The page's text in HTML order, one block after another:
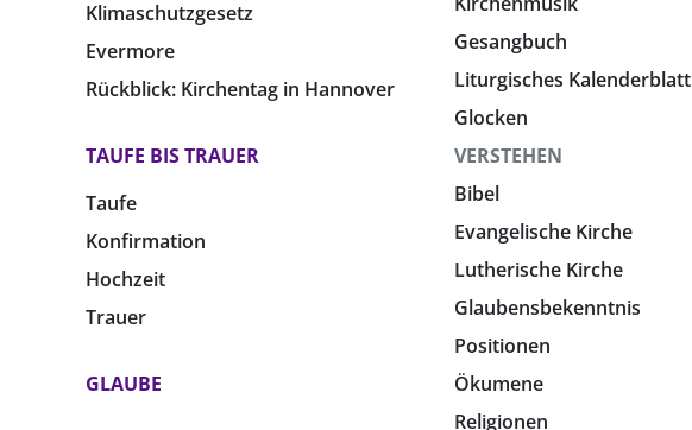
Klimaschutzgesetz
Evermore
Rückblick: Kirchentag in Hannover
TAUFE BIS TRAUER
Taufe
Konfirmation
Hochzeit
Trauer
GLAUBE
Gesangbuch
Liturgisches Kalenderblatt
Glocken
VERSTEHEN
Bibel
Evangelische Kirche
Lutherische Kirche
Glaubensbekenntnis
Positionen
Ökumene
Religionen